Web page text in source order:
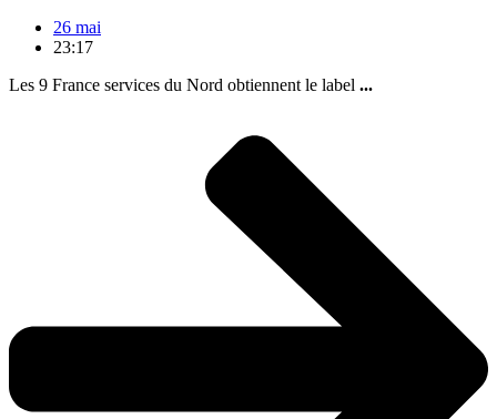
26 mai
23:17
Les 9 France services du Nord obtiennent le label ...